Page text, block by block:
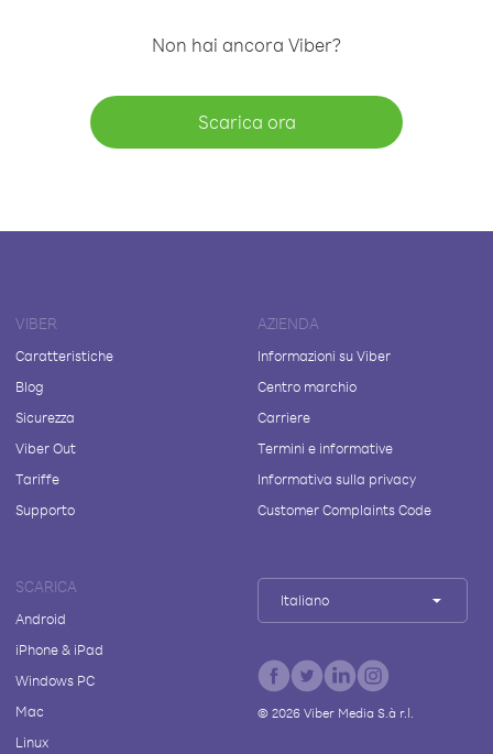
Non hai ancora Viber?
Scarica ora
VIBER
Caratteristiche
Blog
Sicurezza
Viber Out
Tariffe
Supporto
AZIENDA
Informazioni su Viber
Centro marchio
Carriere
Termini e informative
Informativa sulla privacy
Customer Complaints Code
SCARICA
Android
iPhone & iPad
Windows PC
Mac
Linux
Italiano
© 2026Viber Media S.à r.l.